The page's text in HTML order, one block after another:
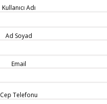
Kullanıcı Adı
Ad Soyad
Email
Cep Telefonu